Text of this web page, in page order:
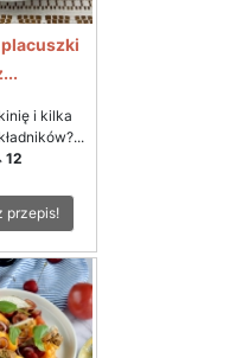
i kilka
12
przepis!